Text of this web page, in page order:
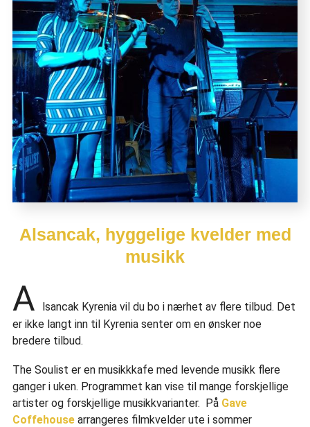
Alsancak, hyggelige kvelder med
musikk
A
lsancak Kyrenia vil du bo i nærhet av flere tilbud. Det
er ikke langt inn til Kyrenia senter om en ønsker noe
bredere tilbud.
The Soulist er en musikkkafe med levende musikk flere
ganger i uken. Programmet kan vise til mange forskjellige
artister og forskjellige musikkvarianter. På Gave
Coffehouse arrangeres filmkvelder ute i sommer